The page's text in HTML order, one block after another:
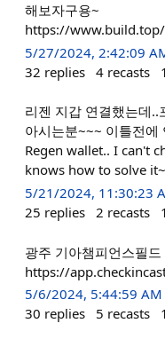
해보자구용~
https://
5/27/2024, 2:42:09
32 replies 4 recasts
리젠 지갑 연결했는데..
아시는분~~~ 이틀전
Regen wallet.. I can't
knows how to solve
5/21/2024, 11:30:23
25 replies 2 recasts
광주 기아챔피언스필
https://
5/6/2024, 5:44:59 AM
30 replies 5 recasts